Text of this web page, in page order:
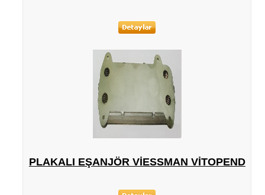
PLAKALI EŞANJÖR VIESSMAN VITOPEND